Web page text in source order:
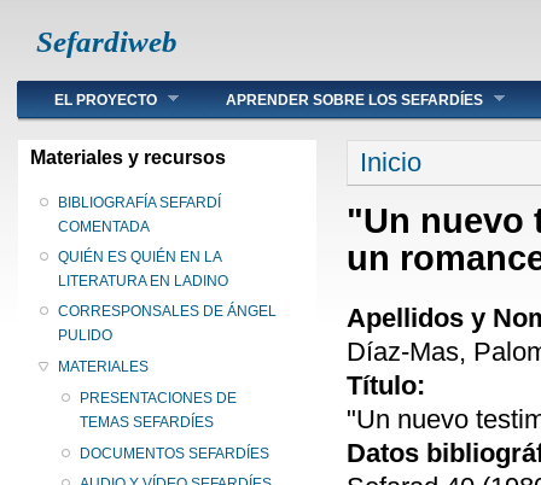
Sefardiweb
Main menu
EL PROYECTO APRENDER SOBRE LOS SEFARDÍES
Materiales y recursos
BIBLIOGRAFÍA SEFARDÍ
COMENTADA
QUIÉN ES QUIÉN EN LA
LITERATURA EN LADINO
CORRESPONSALES DE ÁNGEL
PULIDO
MATERIALES
PRESENTACIONES DE
TEMAS SEFARDÍES
DOCUMENTOS SEFARDÍES
Se encuentra
Inicio
"Un nuevo
un
Apellidos y
Díaz-Mas,
Título:
"Un nuevo
Datos